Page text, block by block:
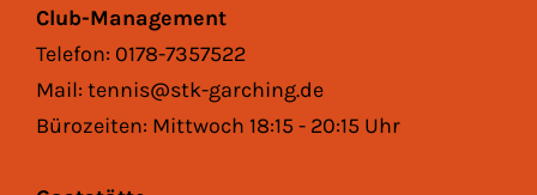
Club-Management
Telefon: 0178-7357522
Mail: tennis@stk-garching.de
Bürozeiten: Mittwoch 18:15 - 20:15 Uhr